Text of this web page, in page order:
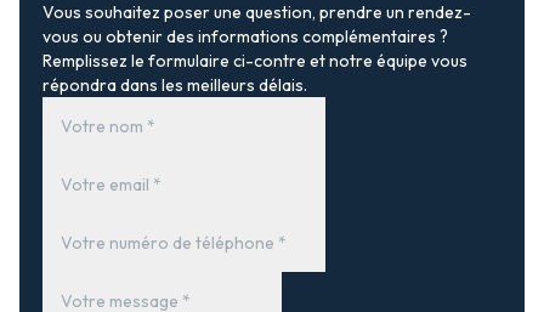
Vous souhaitez poser une question, prendre un rendez-
vous ou obtenir des informations complémentaires ?
Remplissez le formulaire ci-contre et notre équipe vous
répondra dans les meilleurs délais.